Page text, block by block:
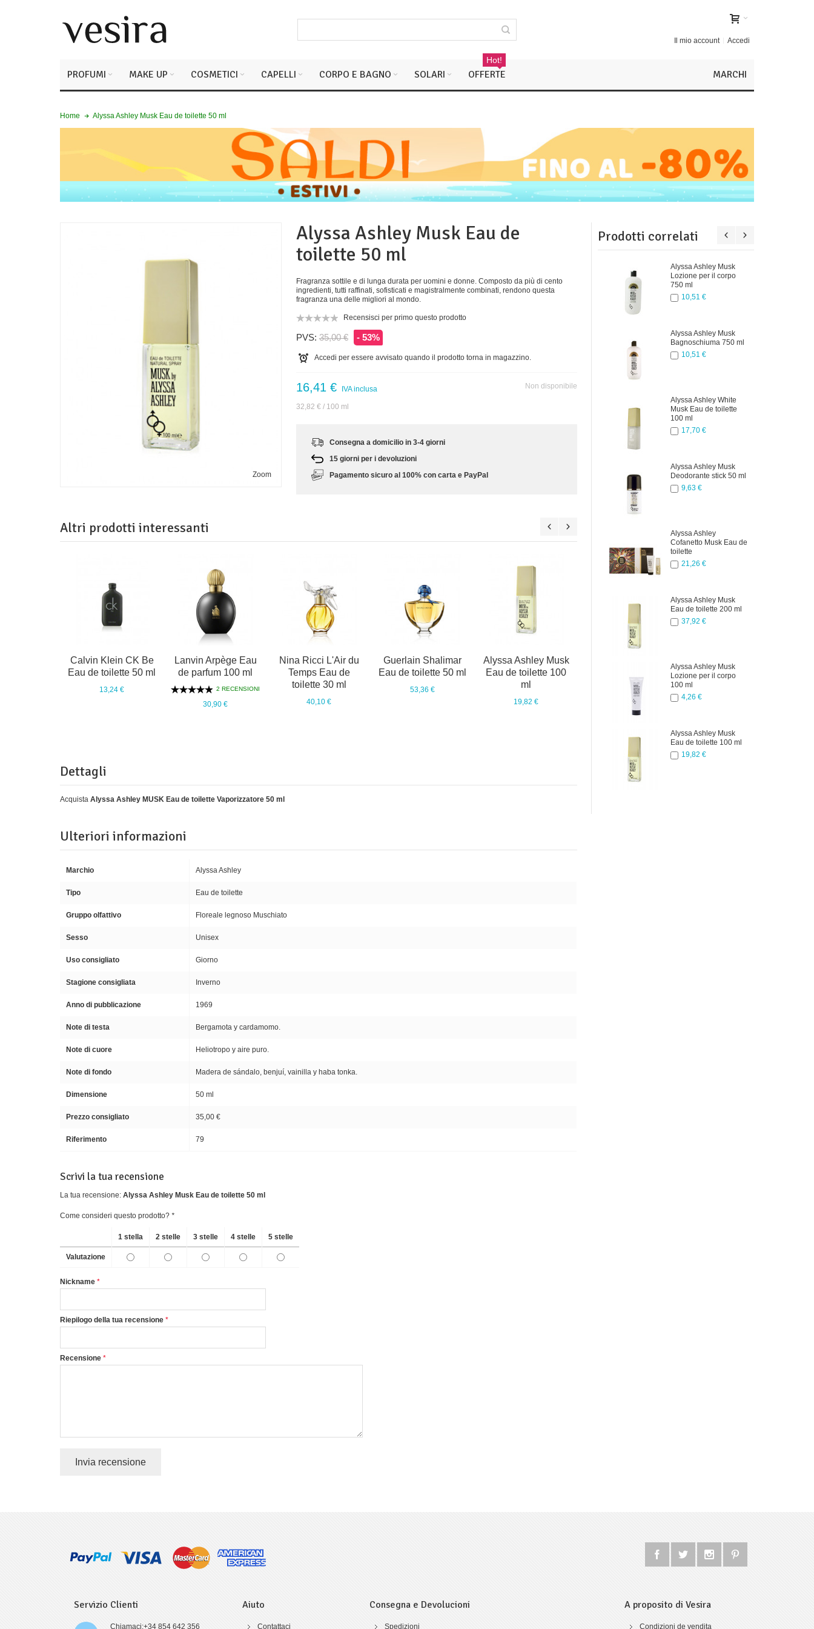
Il mio account Accedi
PROFUMI MAKE UP COSMETICI CAPELLI CORPO E BAGNO SOLARI OFFERTE
Hot!
MARCHI
Home Alyssa Ashley Musk Eau de toilette 50 ml
Zoom
Alyssa Ashley Musk Eau de
toilette 50 ml
Fragranza sottile e di lunga durata per uomini e donne. Composto da più di cento
ingredienti, tutti raffinati, sofisticati e magistralmente combinati, rendono questa
fragranza una delle migliori al mondo.
Recensisci per primo questo prodotto
PVS: 35,00 € - 53%
Accedi per essere avvisato quando il prodotto torna in magazzino.
Non disponibile
16,41 € IVA inclusa
32,82 €/ 100 ml
Consegna a domicilio in 3-4 giorni
15 giorni per i devoluzioni
Pagamento sicuro al 100% con carta e PayPal
Prodotti correlati
Alyssa Ashley Musk
Lozione per il corpo
750 ml
10,51 €
Alyssa Ashley Musk
Bagnoschiuma 750 ml
10,51 €
Alyssa Ashley White
Musk Eau de toilette
100 ml
17,70 €
Alyssa Ashley Musk
Deodorante stick 50 ml
9,63 €
Alyssa Ashley
Cofanetto Musk Eau de
toilette
21,26 €
Alyssa Ashley Musk
Eau de toilette 200 ml
37,92 €
Alyssa Ashley Musk
Lozione per il corpo
100 ml
4,26 €
Alyssa Ashley Musk
Eau de toilette 100 ml
19,82 €
Altri prodotti interessanti
Calvin Klein CK Be
Eau de toilette 50 ml
13,24 €
Lanvin Arpège Eau
de parfum 100 ml
2 RECENSIONI
30,90 €
Nina Ricci L'Air du
Temps Eau de
toilette 30 ml
40,10 €
Guerlain Shalimar
Eau de toilette 50 ml
53,36 €
Alyssa Ashley Musk
Eau de toilette 100
ml
19,82 €
L'Oréal
Professionnel Dia
Color - 6.12 60 ml
L'Oréal
Professionnel Dia
Dettagli
AcquistaAlyssa Ashley MUSK Eau de toilette Vaporizzatore 50 ml
Ulteriori informazioni
Marchio Alyssa Ashley
Tipo Eau de toilette
Gruppo olfattivo Floreale legnoso Muschiato
Sesso Unisex
Uso consigliato Giorno
Stagione consigliata Inverno
Anno di pubblicazione 1969
Note di testa Bergamota y cardamomo.
Note di cuore Heliotropo y aire puro.
Note di fondo Madera de sándalo, benjuí, vainilla y haba tonka.
Dimensione 50 ml
Prezzo consigliato 35,00 €
Riferimento 79
Scrivi la tua recensione
La tua recensione: Alyssa Ashley Musk Eau de toilette 50 ml
Come consideri questo prodotto?*
1 stella 2 stelle 3 stelle 4 stelle 5 stelle
Valutazione
Nickname
Riepilogo della tua recensione
Recensione
Invia recensione
Servizio Clienti
Chiamaci:+34 854 642 356
Aiuto
Contattaci
Consegna e Devolucioni
Spedizioni
A proposito di Vesira
Condizioni de vendita